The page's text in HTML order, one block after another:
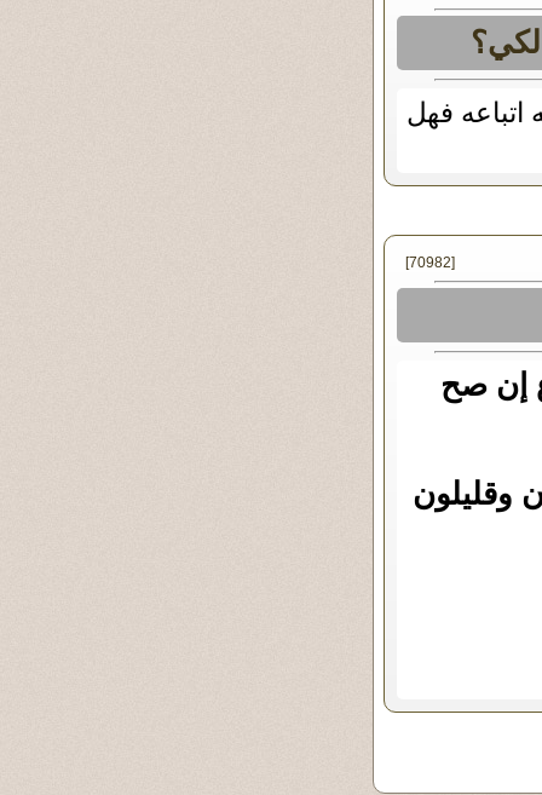
اتباعه فهل
[70982]
إن صح
وقليلون